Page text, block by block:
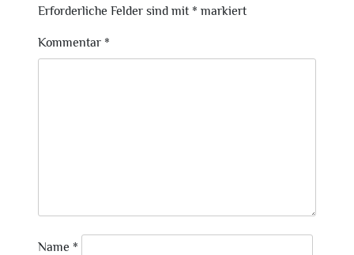
Erforderliche Felder sind mit * markiert
Kommentar *
Name *